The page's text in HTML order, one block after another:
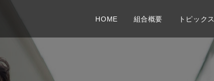
HOME 組合概要 トピックス